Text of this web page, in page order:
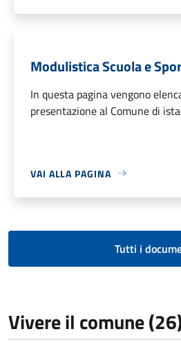
Modulistica Scuola e
In questa pagina vengono
presentazione al Comune di
VAI ALLA PAGINA
Tutti i
Vivere il comune